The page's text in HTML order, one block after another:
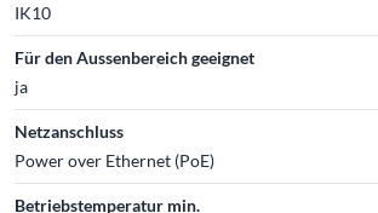
IK10
Für den Aussenbereich geeignet
ja
Netzanschluss
Power over Ethernet (PoE)
Betriebstemperatur min.